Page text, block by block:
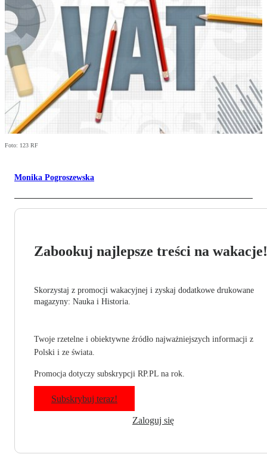
Foto: 123 RF
Monika Pogroszewska
Zabookuj najlepsze treści na wakacje!
Skorzystaj z promocji wakacyjnej i zyskaj dodatkowe drukowane
magazyny: Nauka i Historia.
Twoje rzetelne i obiektywne źródło najważniejszych informacji z
Polski i ze świata.
Promocja dotyczy subskrypcji RP.PL na rok.
Subskrybuj teraz!
Zaloguj się